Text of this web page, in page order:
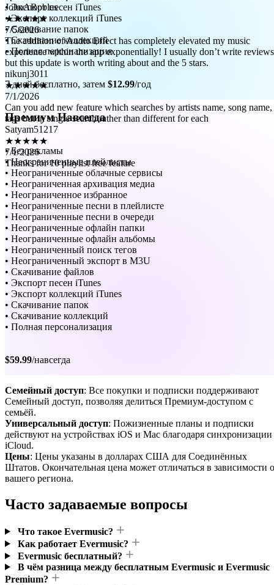
7/5/2026
The addition of Audio Effect has completely elevated my music
experience within the app exponentially! I usually don’t write
but this update is worth writing about and the 5 stars.
nikunj3011
★★★★★
7/1/2026
Can you add new feature which searches by artists name, song name,
tags but in single search rather than different for each
Satyam51217
★★★★★
7/1/2026
Thanks for 10 playlist free feature
• Экспорт песен iTunes
• Экспорт коллекций iTunes
• Скачивание папок
• Скачивание коллекций
• Полная персонализация
7 дней бесплатно, затем $12.99/год
Премиум Навсегда
• Без рекламы
• Неограниченные плейлисты
• Неограниченные облачные сервисы
• Неограниченная архивация медиа
• Неограниченное избранное
• Неограниченные песни в плейлисте
• Неограниченные песни в очереди
• Неограниченные офлайн папки
• Неограниченные офлайн альбомы
• Неограниченный поиск тегов
• Неограниченный экспорт в M3U
• Скачивание файлов
• Экспорт песен iTunes
• Экспорт коллекций iTunes
• Скачивание папок
• Скачивание коллекций
• Полная персонализация
$59.99/навсегда
Семейный доступ: Все покупки и подписки поддерживают
Семейный доступ, позволяя делиться Премиум-доступом с
семьёй.
Универсальный доступ: Пожизненные планы и подписки
действуют на устройствах iOS и Mac благодаря синхронизации
iCloud.
Цены: Цены указаны в долларах США для Соединённых
Штатов. Окончательная цена может отличаться в зависимости
вашего региона.
Часто задаваемые вопросы
Что такое Evermusic?
Как работает Evermusic?
Evermusic бесплатный?
В чём разница между бесплатным Evermusic и Evermusic
Premium?